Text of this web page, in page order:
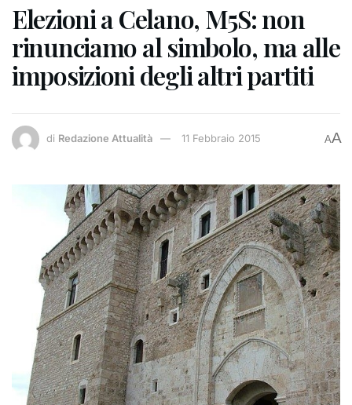
Elezioni a Celano, M5S: non
rinunciamo al simbolo, ma alle
imposizioni degli altri partiti
di Redazione Attualità 11 Febbraio 2015 AA